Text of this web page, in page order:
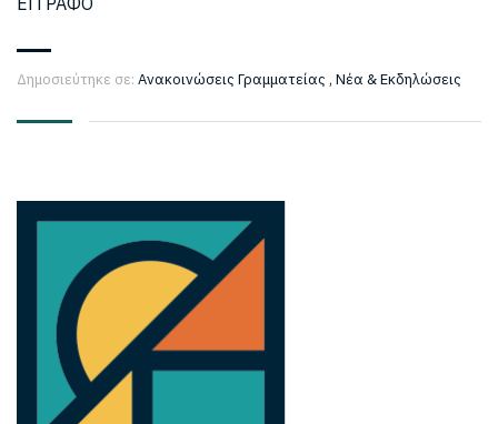
Δημοσιεύτηκε σε: Ανακοινώσεις Γραμματείας , Νέα & Εκδηλώσεις